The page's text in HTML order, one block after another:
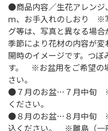
●商品内容／生花アレン
ｍ、お手入れのしおり ※
グ等は、写真と異なる場合
季節により花材の内容が
開時のイメージです。つ
す。 ※お盆用をご希望の
さい。
●７月のお盆…７月中旬
ください。
●８月のお盆…８月中旬
込ください。 ※離島（